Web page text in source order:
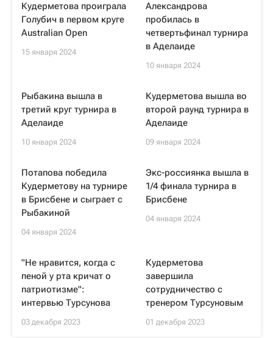
Кудерметова проиграла
Голубич в первом круге
Australian Open
15 января 2024
Александрова
пробилась в
четвертьфинал турнира
в Аделаиде
10 января 2024
Рыбакина вышла в
третий круг турнира в
Аделаиде
10 января 2024
Кудерметова вышла во
второй раунд турнира в
Аделаиде
09 января 2024
Потапова победила
Кудерметову на турнире
в Брисбене и сыграет с
Рыбакиной
04 января 2024
Экс-россиянка вышла в
1/4 финала турнира в
Брисбене
04 января 2024
"Не нравится, когда с
пеной у рта кричат о
патриотизме":
интервью Турсунова
03 декабря 2023
Кудерметова
завершила
сотрудничество с
тренером Турсуновым
01 декабря 2023